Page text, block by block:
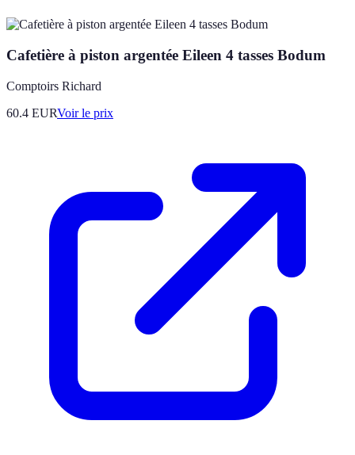
Cafetière à piston argentée Eileen 4 tasses Bodum
Comptoirs Richard
60.4 EURVoir le prix